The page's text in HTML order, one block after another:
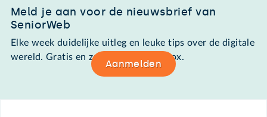
Meld je aan voor de nieuwsbrief van
SeniorWeb
Elke week duidelijke uitleg en leuke tips over de digitale
wereld. Gratis en zomaar in de mailbox.
Aanmelden